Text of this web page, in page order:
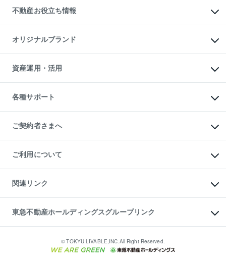
貸すガイド
事業用不動産
マンション投資
投資用マンション
アパート経営
収益物件
ビル購入（ビル一棟）
投資用不動産の売却査定
事業用不動産の売却査定
不動産お役立ち情報
マンションライブラリー
人気マンションランキング
暮らしに役立つ不動産メディア
不動産相場・不動産価格情報
不動産コラム・ニュース
不動産用語集
不動産なんでもネット相談室
住まいの税金
オリジナルブランド
一棟リノベーションマンション
L`GENTE（ルジェンテ）
区分リノベーションマンション
投資用一棟レジデンスWELL
不動産小口投資
LEGACIA（レガシア）
資産運用・活用
不動産M&A
アセットマネジメント・出資
各種サポート
相続サポート
リフォームサポート
ご契約者さまへ
ご紹介・再契約特典
入居者様専用-各種ご案内（賃貸）
東急こすもす会「こすもすWeb」
ご利用について
金融商品取引について
東急リバブル ソーシャルメディアポリシー
ご意見・お問い合わせ（金融商品取引専用の相談・お問い合わせ窓口）
ダイレクトメール（郵送物）・Eメールなどの送付停止について
関連リンク
これからご結婚される方に東急百貨店のブライダルクラブ
人材サービスのご用命は 東急リバブルスタッフ株式会社まで
東北の逸品を贈ります 東北すぐれものセレクション
東急不動産ホールディングスグループリンク
東急コミュニティー
東急住宅リース
© TOKYU LIVABLE,INC.All Right Reserved.